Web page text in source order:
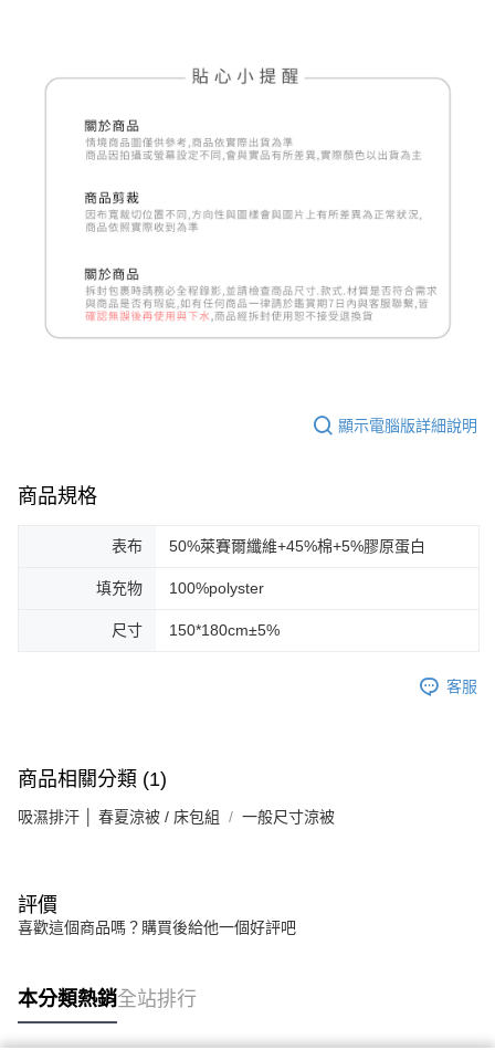
顯示電腦版詳細說明
商品規格
表布 50%萊賽爾纖維+45%棉+5%膠原蛋白
填充物 100%polyster
尺寸 150*180cm±5%
客服
商品相關分類 (1)
吸濕排汗 │ 春夏涼被 / 床包組 一般尺寸涼被
評價
喜歡這個商品嗎？購買後給他一個好評吧
本分類熱銷全站排行